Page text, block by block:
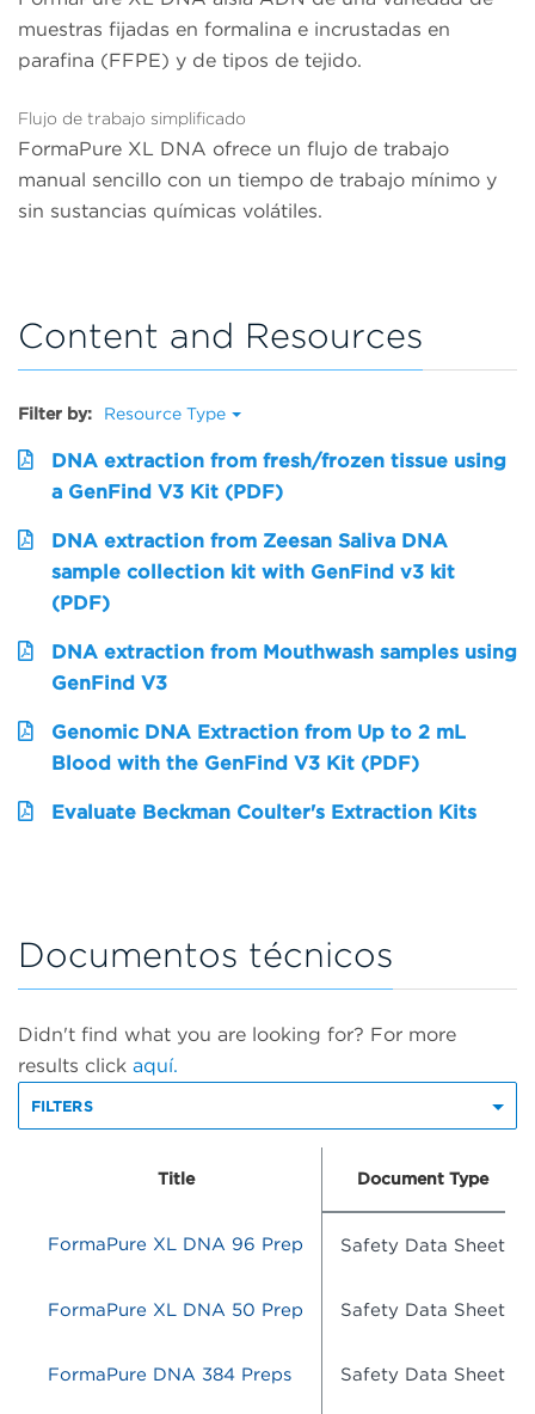
muestras fijadas en formalina e incrustadas en
parafina (FFPE) y de tipos de tejido.
Flujo de trabajo simplificado
FormaPure XL DNA ofrece un flujo de trabajo
manual sencillo con un tiempo de trabajo mínimo y
sin sustancias químicas volátiles.
Content and Resources
Filter by: Resource Type
DNA extraction from fresh/frozen tissue using
a GenFind V3 Kit (PDF)
DNA extraction from Zeesan Saliva DNA
sample collection kit with GenFind v3 kit
(PDF)
DNA extraction from Mouthwash samples using
GenFind V3
Genomic DNA Extraction from Up to 2 mL
Blood with the GenFind V3 Kit (PDF)
Evaluate Beckman Coulter's Extraction Kits
Documentos técnicos
Didn't find what you are looking for? For more
results click aquí.
FILTERS
Title Document Type
FormaPure XL DNA 96 Prep Safety Data Sheet
FormaPure XL DNA 50 Prep Safety Data Sheet
FormaPure DNA 384 Preps Safety Data Sheet